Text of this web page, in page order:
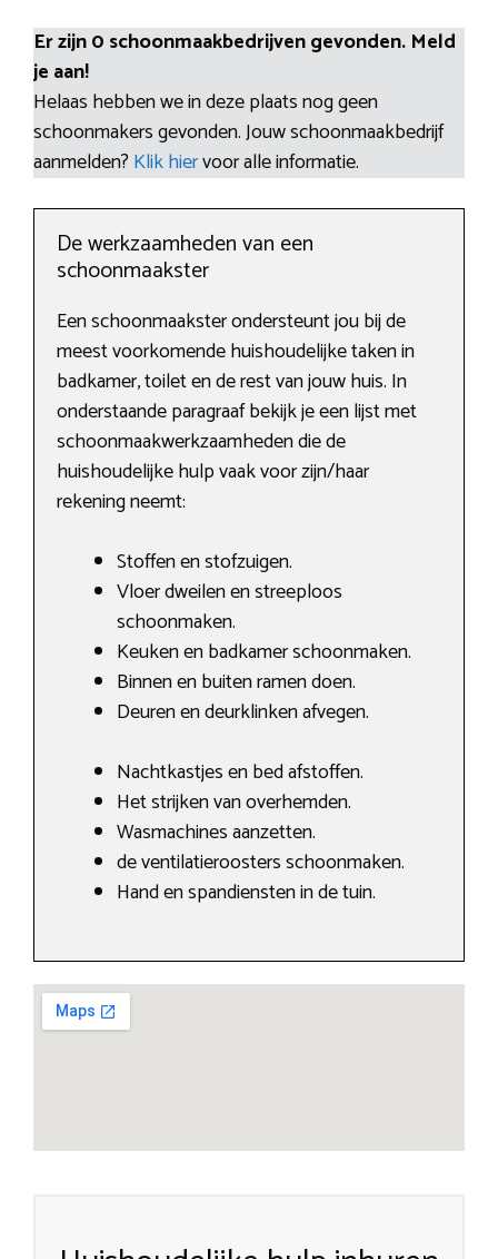
Er zijn 0 schoonmaakbedrijven gevonden. Meld
je aan!
Helaas hebben we in deze plaats nog geen
schoonmakers gevonden. Jouw schoonmaakbedrijf
aanmelden? Klik hiervoor alle informatie.
De werkzaamheden van een
schoonmaakster
Een schoonmaakster ondersteunt jou bij de
meest voorkomende huishoudelijke taken in
badkamer, toilet en de rest van jouw huis. In
onderstaande paragraaf bekijk je een lijst met
schoonmaakwerkzaamheden die de
huishoudelijke hulp vaak voor zijn/haar
rekening neemt:
Stoffen en stofzuigen.
Vloer dweilen en streeploos
schoonmaken.
Keuken en badkamer schoonmaken.
Binnen en buiten ramen doen.
Deuren en deurklinken afvegen.
Nachtkastjes en bed afstoffen.
Het strijken van overhemden.
Wasmachines aanzetten.
de ventilatieroosters schoonmaken.
Hand en spandiensten in de tuin.